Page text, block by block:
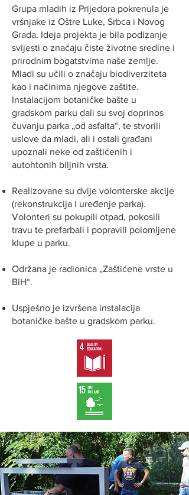
Grupa mladih iz Prijedora pokrenula je
vršnjake iz Oštre Luke, Srbca i Novog
Grada. Ideja projekta je bila podizanje
svijesti o značaju čiste životne sredine i
prirodnim bogatstvima naše zemlje.
Mladi su učili o značaju biodiverziteta
kao i načinima njegove zaštite.
Instalacijom botaničke bašte u
gradskom parku dali su svoj doprinos
čuvanju parka „od asfalta“, te stvorili
uslove da mladi, ali i ostali građani
upoznali neke od zaštićenih i
autohtonih biljnih vrsta.
Realizovane su dvije volonterske akcije
(rekonstrukcija i uređenje parka).
Volonteri su pokupili otpad, pokosili
travu te prefarbali i popravili polomljene
klupe u parku.
Održana je radionica „Zaštićene vrste u
BiH“.
Uspješno je izvršena instalacija
botaničke bašte u gradskom parku.